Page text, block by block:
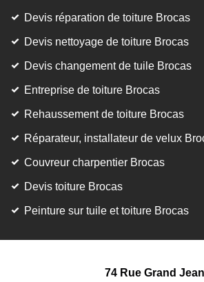
Devis réparation de toiture Brocas
Devis nettoyage de toiture Brocas
Devis changement de tuile Brocas
Entreprise de toiture Brocas
Rehaussement de toiture Brocas
Réparateur, installateur de velux
Couvreur charpentier Brocas
Devis toiture Brocas
Peinture sur tuile et toiture Brocas
74 Rue Grand Jean